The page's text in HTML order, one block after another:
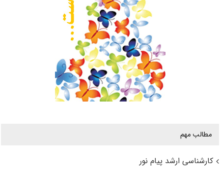
مطالب مهم
کارشناسی ارشد پیام نور